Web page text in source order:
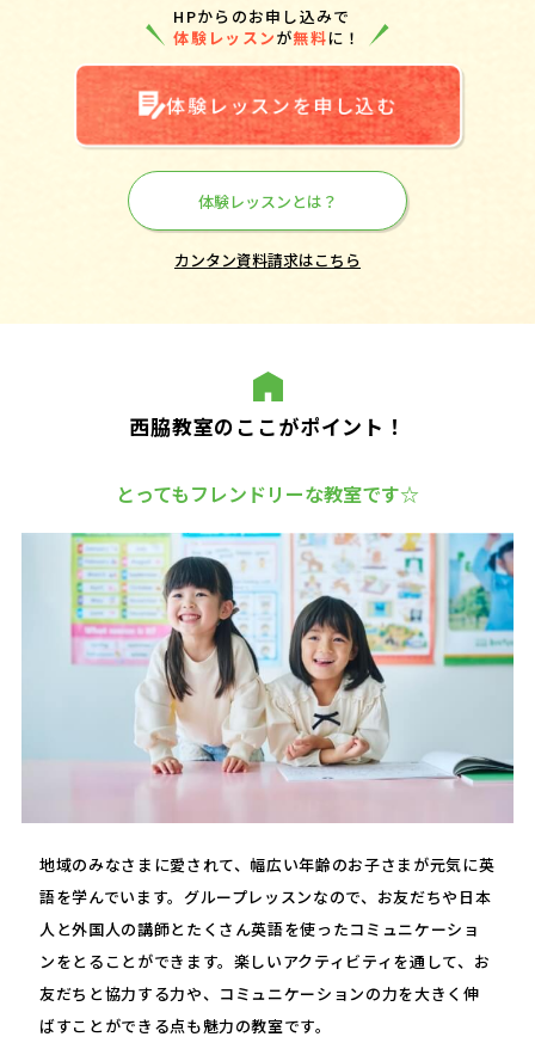
HPからのお申し込みで
体験レッスンが無料に！
体験レッスンを申し込む
体験レッスンとは？
カンタン資料請求はこちら
西脇教室のここがポイント！
とってもフレンドリーな教室です☆
地域のみなさまに愛されて、幅広い年齢のお子さまが元気に英
語を学んでいます。グループレッスンなので、お友だちや日本
人と外国人の講師とたくさん英語を使ったコミュニケーショ
ンをとることができます。楽しいアクティビティを通して、お
友だちと協力する力や、コミュニケーションの力を大きく伸
ばすことができる点も魅力の教室です。